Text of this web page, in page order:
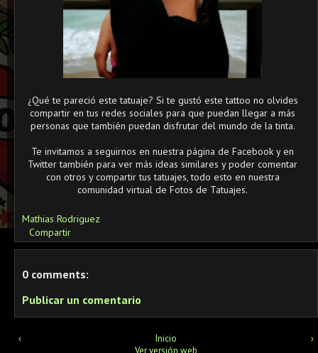
¿Qué te pareció este tatuaje? Si te gustó este tattoo no olvides
compartir en tus redes sociales para que puedan llegar a más
personas que también puedan disfrutar del mundo de la tinta.
Te invitamos a seguirnos en nuestra página de Facebook y en
Twitter también para ver más ideas similares y poder comentar
con otros y compartir tus tatuajes, todo esto en nuestra
comunidad virtual de Fotos de Tatuajes.
Mathias Rodriguez
Compartir
0 comments:
Publicar un comentario
‹ ›
Inicio
Ver versión web